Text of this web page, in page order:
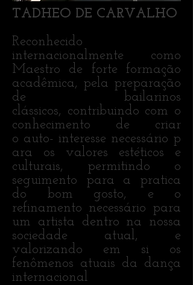
TADHEO DE CARVALHO
Reconhecido
internacionalmente como
Maestro de forte formação
acadêmica, pela preparação
de bailarinos
clássicos, contribuindo com o
conhecimento de criar
o auto- interesse necessário p
ara os valores estéticos e
culturais, permitindo o
seguimento para a pratica
do bom gosto, e o
refinamento necessário para
um artista dentro na nossa
sociedade atual, e
valorizando em si os
fenômenos atuais da dança
internacional